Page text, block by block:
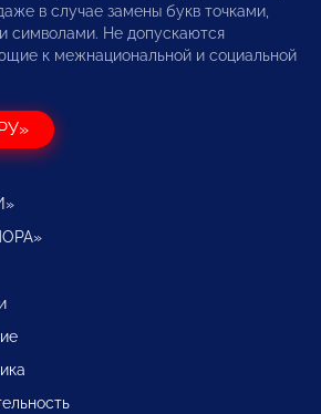
в случае замены букв точками,
символами. Не допускаются
к межнациональной и социальной